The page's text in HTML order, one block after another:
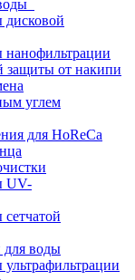
защиты от накипи
углем
для HoReCa
UV-
для воды